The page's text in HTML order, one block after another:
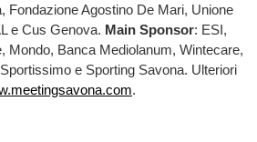
Fondazione Agostino De Mari, Unione
e Cus Genova. Main Sponsor: ESI,
Mondo, Banca Mediolanum, Wintecare,
e Sporting Savona. Ulteriori
.